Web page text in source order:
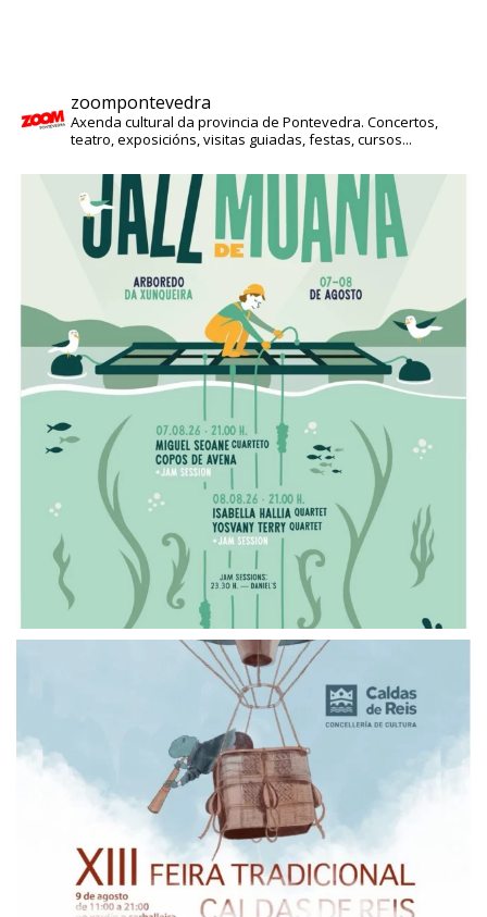
zoompontevedra
Axenda cultural da provincia de Pontevedra. Concertos,
teatro, exposicións, visitas guiadas, festas, cursos...